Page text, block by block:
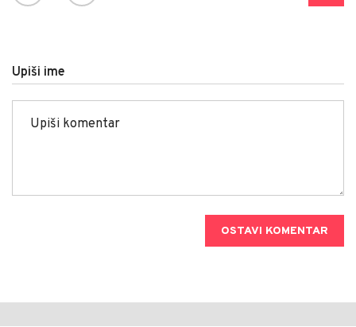
Upiši ime
OSTAVI KOMENTAR